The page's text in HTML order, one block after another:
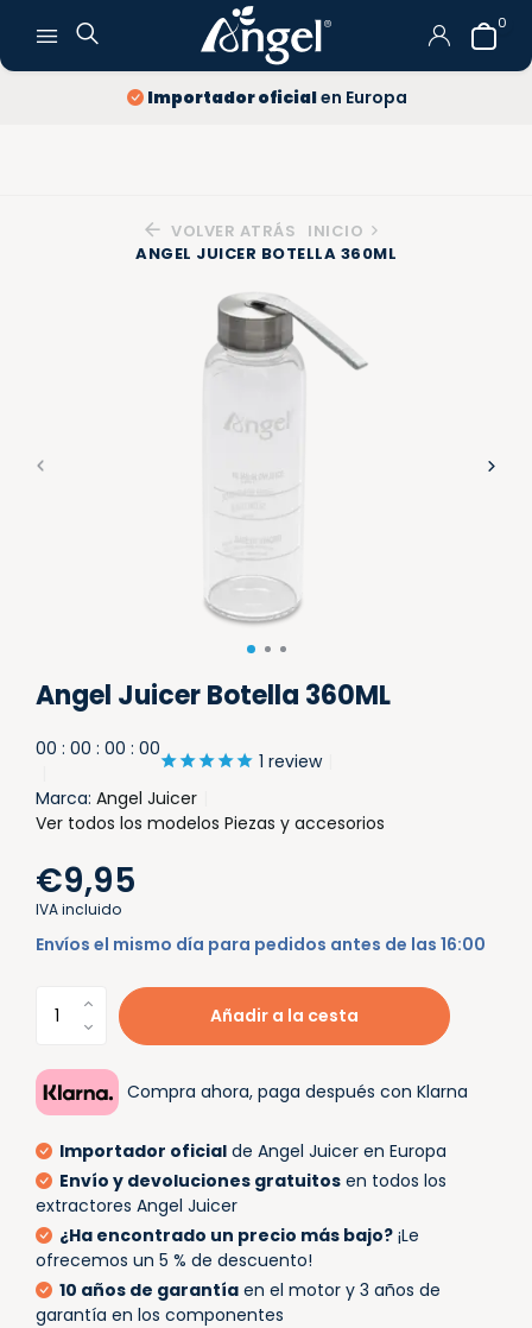
0
Importador oficialen Europa
VOLVER ATRÁS
INICIO
ANGEL JUICER BOTELLA 360ML
Angel Juicer Botella 360ML
00 : 00 : 00 : 00
1 review
Marca: Angel Juicer
Ver todos los modelos Piezas y accesorios
€9,95
IVA incluido
Envíos el mismo día para pedidos antes de las 16:00
Añadir a la cesta
Compra ahora, paga después con Klarna
Importador oficial de Angel Juicer en Europa
Envío y devoluciones gratuitos en todos los
extractores Angel Juicer
¿Ha encontrado un precio más bajo? ¡Le
ofrecemos un 5 % de descuento!
10 años de garantía en el motor y 3 años de
garantía en los componentes